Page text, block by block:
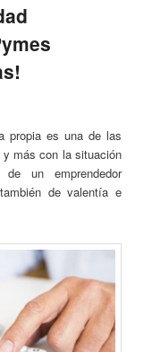
propia es una de las
más con la situación
un emprendedor
de valentía e